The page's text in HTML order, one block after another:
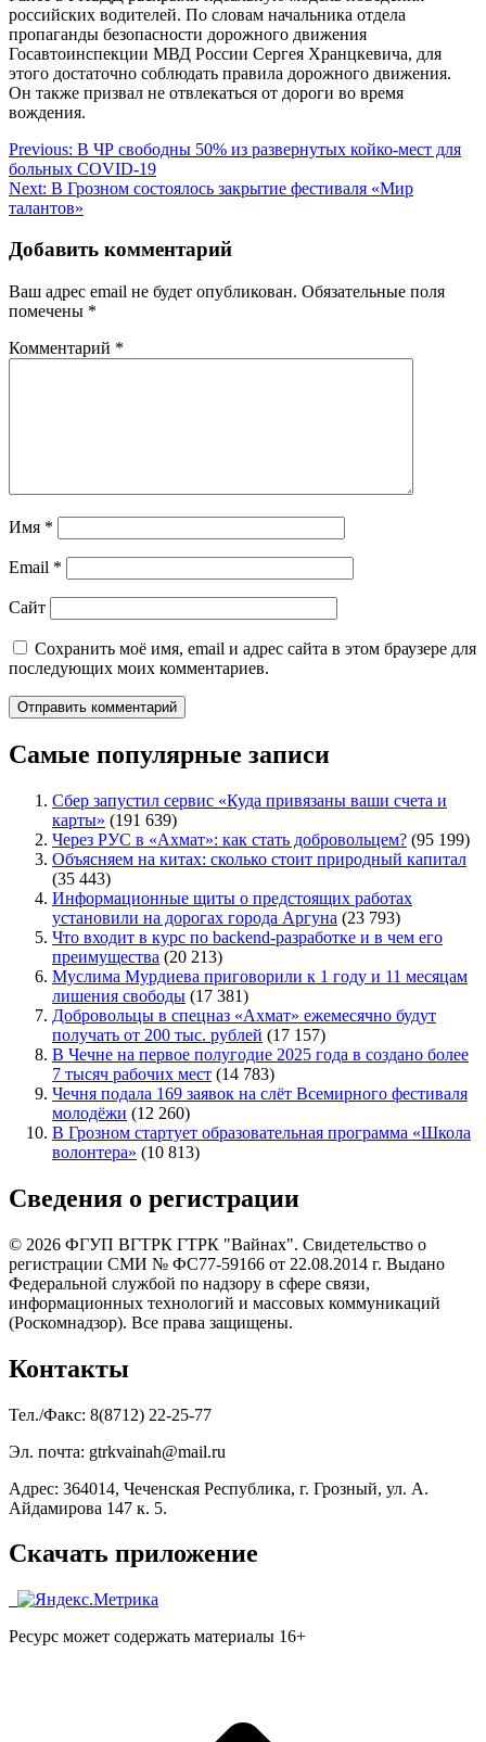
российских водителей. По словам начальника отдела
пропаганды безопасности дорожного движения
Госавтоинспекции МВД России Сергея Хранцкевича, для
этого достаточно соблюдать правила дорожного движения.
Он также призвал не отвлекаться от дороги во время
вождения.
Навигация
по
записям
Previous: В ЧР свободны 50% из развернутых койко-мест для
больных COVID-19
Next: В Грозном состоялось закрытие фестиваля «Мир
талантов»
Добавить комментарий
Ваш адрес email не будет опубликован. Обязательные поля
помечены *
Комментарий *
Имя *
Email *
Сайт
Сохранить моё имя, email и адрес сайта в этом браузере для
последующих моих комментариев.
Самые популярные записи
Сбер запустил сервис «Куда привязаны ваши счета и
карты» (191 639)
Через РУС в «Ахмат»: как стать добровольцем? (95 199)
Объясняем на китах: сколько стоит природный капитал
(35 443)
Информационные щиты о предстоящих работах
установили на дорогах города Аргуна (23 793)
Что входит в курс по backend-разработке и в чем его
преимущества (20 213)
Муслима Мурдиева приговорили к 1 году и 11 месяцам
лишения свободы (17 381)
Добровольцы в спецназ «Ахмат» ежемесячно будут
получать от 200 тыс. рублей (17 157)
В Чечне на первое полугодие 2025 года в создано более
7 тысяч рабочих мест (14 783)
Чечня подала 169 заявок на слёт Всемирного фестиваля
молодёжи (12 260)
В Грозном стартует образовательная программа «Школа
волонтера» (10 813)
Сведения о регистрации
© 2026 ФГУП ВГТРК ГТРК "Вайнах". Свидетельство о
регистрации СМИ № ФС77-59166 от 22.08.2014 г. Выдано
Федеральной службой по надзору в сфере связи,
информационных технологий и массовых коммуникаций
(Роскомнадзор). Все права защищены.
Контакты
Тел./Факс: 8(8712) 22-25-77
Эл. почта: gtrkvainah@mail.ru
Адрес: 364014, Чеченская Республика, г. Грозный, ул. А.
Айдамирова 147 к. 5.
Скачать приложение
Ресурс может содержать материалы 16+